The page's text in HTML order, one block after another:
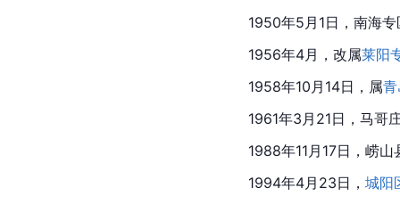
1950年5月1日，南海
1956年4月，改属莱阳
1958年10月14日，属
1961年3月21日，马哥
1988年11月17日，崂
1994年4月23日， 城阳